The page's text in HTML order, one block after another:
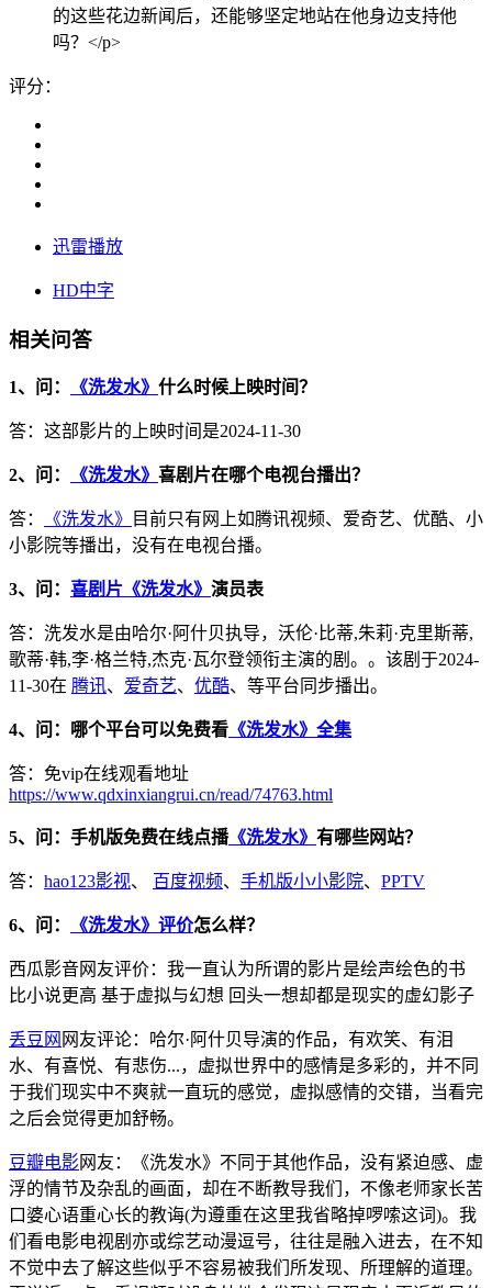
的这些花边新闻后，还能够坚定地站在他身边支持他
吗？</p>
评分：
迅雷播放
HD中字
相关问答
1、问： 《洗发水》 什么时候上映时间？
答：这部影片的上映时间是2024-11-30
2、问： 《洗发水》 喜剧片在哪个电视台播出？
答： 《洗发水》
目前只有网上如腾讯视频、爱奇艺、优酷、小
小影院等播出，没有在电视台播。
3、问： 喜剧片《洗发水》 演员表
答：洗发水是由哈尔·阿什贝执导，沃伦·比蒂,朱莉·克里斯蒂,
歌蒂·韩,李·格兰特,杰克·瓦尔登领衔主演的剧。。该剧于2024-
11-30在 腾讯、 爱奇艺、 优酷、等平台同步播出。
4、问：哪个平台可以免费看 《洗发水》全集
答：免vip在线观看地址
https://www.qdxinxiangrui.cn/read/74763.html
5、问：手机版免费在线点播《洗发水》 有哪些网站？
答： hao123影视、 百度视频、 手机版小小影院、 PPTV
6、问： 《洗发水》评价怎么样？
西瓜影音网友评价：我一直认为所谓的影片是绘声绘色的书
比小说更高 基于虚拟与幻想 回头一想却都是现实的虚幻影子
丢豆网 网友评论：哈尔·阿什贝导演的作品，有欢笑、有泪
水、有喜悦、有悲伤...，虚拟世界中的感情是多彩的，并不同
于我们现实中不爽就一直玩的感觉，虚拟感情的交错，当看完
之后会觉得更加舒畅。
豆瓣电影网友：《洗发水》不同于其他作品，没有紧迫感、虚
浮的情节及杂乱的画面，却在不断教导我们，不像老师家长苦
口婆心语重心长的教诲(为遵重在这里我省略掉啰嗦这词)。我
们看电影电视剧亦或综艺动漫逗号，往往是融入进去，在不知
不觉中去了解这些似乎不容易被我们所发现、所理解的道理。